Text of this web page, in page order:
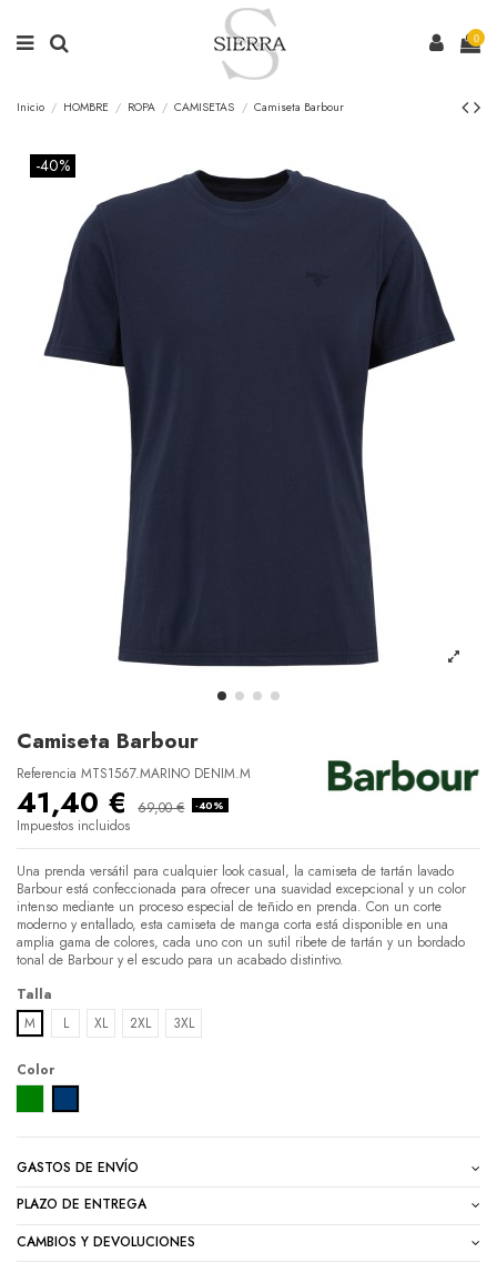
0
Inicio HOMBRE ROPA CAMISETAS Camiseta Barbour
-40%
Camiseta Barbour
Referencia MTS1567.MARINO DENIM.M
41,40 € 69,00 € -40%
Impuestos incluidos
Una prenda versátil para cualquier look casual, la camiseta de tartán lavado
Barbour está confeccionada para ofrecer una suavidad excepcional y un color
intenso mediante un proceso especial de teñido en prenda. Con un corte
moderno y entallado, esta camiseta de manga corta está disponible en una
amplia gama de colores, cada uno con un sutil ribete de tartán y un bordado
tonal de Barbour y el escudo para un acabado distintivo.
Talla
M
L XL 2XL 3XL
Color
GASTOS DE ENVÍO
PLAZO DE ENTREGA
CAMBIOS Y DEVOLUCIONES